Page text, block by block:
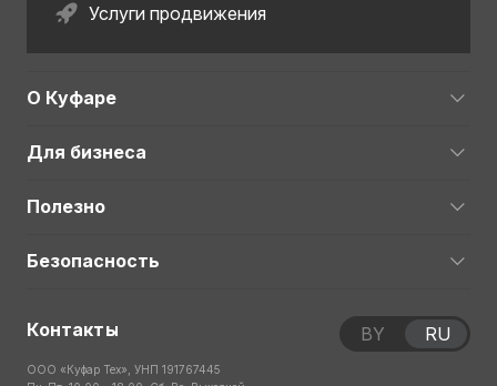
Услуги продвижения
О Куфаре
Для бизнеса
Полезно
Безопасность
Контакты
ООО «Куфар Тех», УНП 191767445
BY RU